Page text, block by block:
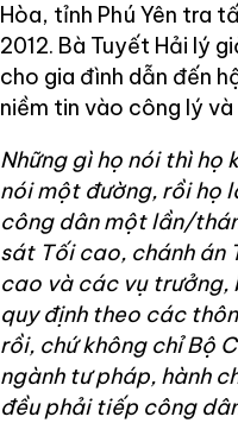
Hòa, tỉnh Phú Yên tra
2012. Bà Tuyết Hải lý
cho gia đình dẫn đến
niềm tin vào công lý
Những gì họ nói thì họ
nói một đường, rồi họ
công dân một lần/
sát Tối cao, chánh án
cao và các vụ trưởng,
quy định theo các
rồi, chứ không chỉ Bộ
ngành tư pháp, hành
đều phải tiếp công